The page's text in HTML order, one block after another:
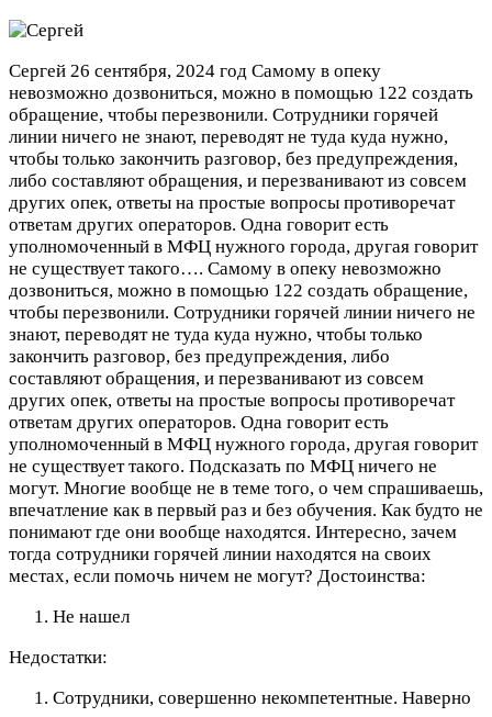
Сергей 26 сентября, 2024 год Самому в опеку
невозможно дозвониться, можно в помощью 122 создать
обращение, чтобы перезвонили. Сотрудники горячей
линии ничего не знают, переводят не туда куда нужно,
чтобы только закончить разговор, без предупреждения,
либо составляют обращения, и перезванивают из совсем
других опек, ответы на простые вопросы противоречат
ответам других операторов. Одна говорит есть
уполномоченный в МФЦ нужного города, другая говорит
не существует такого…. Самому в опеку невозможно
дозвониться, можно в помощью 122 создать обращение,
чтобы перезвонили. Сотрудники горячей линии ничего не
знают, переводят не туда куда нужно, чтобы только
закончить разговор, без предупреждения, либо
составляют обращения, и перезванивают из совсем
других опек, ответы на простые вопросы противоречат
ответам других операторов. Одна говорит есть
уполномоченный в МФЦ нужного города, другая говорит
не существует такого. Подсказать по МФЦ ничего не
могут. Многие вообще не в теме того, о чем спрашиваешь,
впечатление как в первый раз и без обучения. Как будто не
понимают где они вообще находятся. Интересно, зачем
тогда сотрудники горячей линии находятся на своих
местах, если помочь ничем не могут? Достоинства:
Не нашел
Недостатки:
Сотрудники, совершенно некомпетентные. Наверно